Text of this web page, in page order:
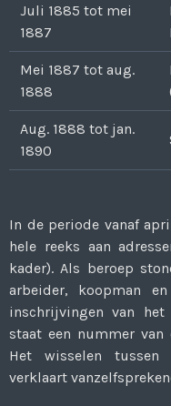
Juli 1885 tot mei
1887
Mei 1887 tot aug.
1888
Aug. 1888 tot jan.
1890
In de periode vanaf
hele reeks aan
kader). Als beroep
arbeider, koopman
inschrijvingen van het
staat een nummer van
Het wisselen
verklaart